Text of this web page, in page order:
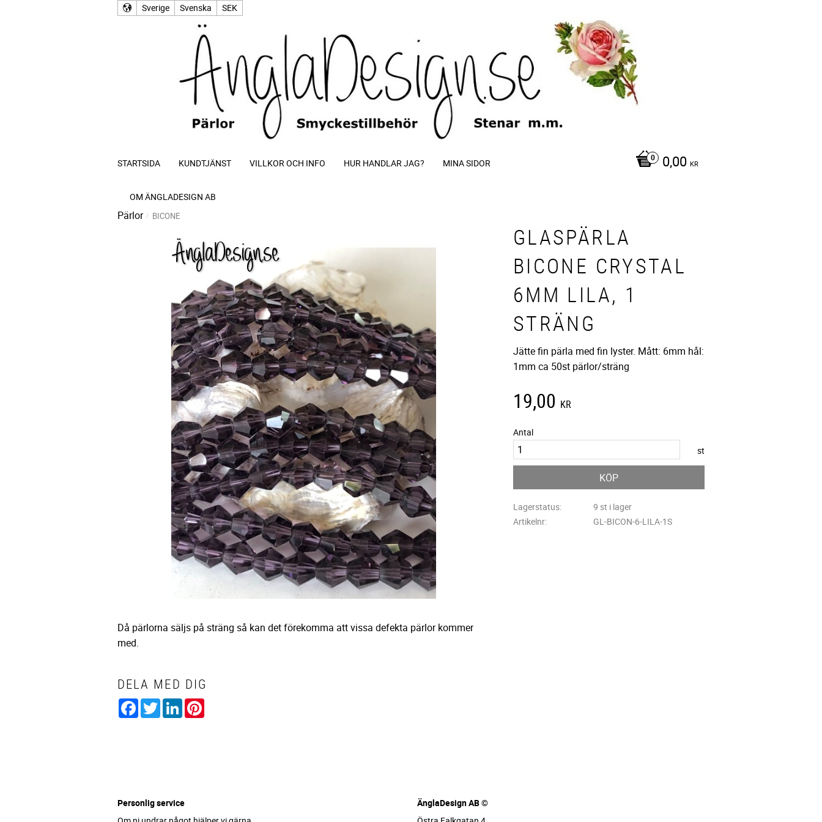
Sverige Svenska SEK
0,00 KR
STARTSIDA KUNDTJÄNST VILLKOR OCH INFO HUR HANDLAR JAG? MINA SIDOR
OM ÄNGLADESIGN AB
Pärlor BICONE
GLASPÄRLA
BICONE CRYSTAL
6MM LILA, 1
STRÄNG
Jätte fin pärla med fin lyster. Mått: 6mm hål:
1mm ca 50st pärlor/sträng
19,00 KR
Antal
st
KÖP
Lagerstatus
9 st i lager
Artikelnr
GL-BICON-6-LILA-1S
Då pärlorna säljs på sträng så kan det förekomma att vissa defekta pärlor kommer
med.
DELA MED DIG
Facebook
TwitterLinkedIn
Personlig service
ÄnglaDesign AB ©